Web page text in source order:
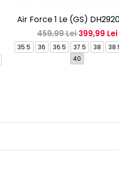
Air Force 1 Le (GS)
459,99 Lei399,99 Lei
35.5 36 36.5 37.5 38
40